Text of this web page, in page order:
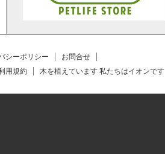
シーポリシー
お問合せ
用規約 木を植えています 私たちはイオンです